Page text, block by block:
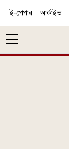
ই-পেপার আর্কাইভ